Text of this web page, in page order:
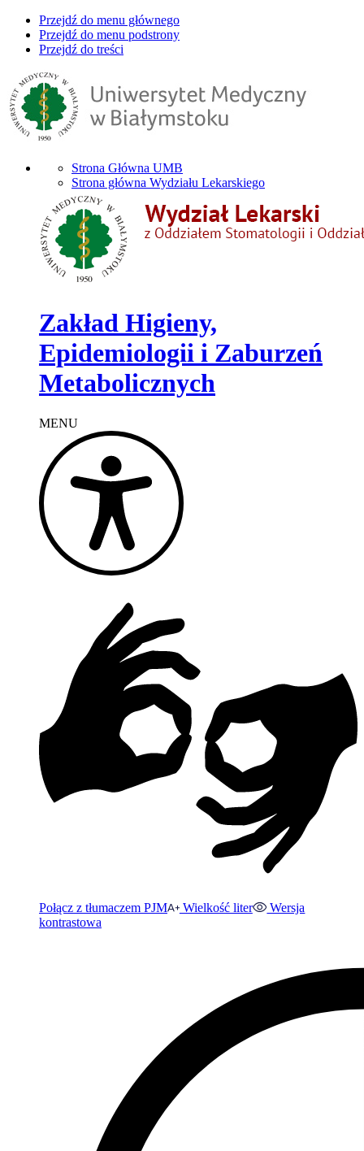
Przejdź do menu głównego
Przejdź do menu podstrony
Przejdź do treści
Strona Główna UMB
Strona główna Wydziału Lekarskiego
Zakład Higieny,
Epidemiologii i Zaburzeń
Metabolicznych
MENU
Połącz z tłumaczem PJM Wielkość liter
Wersja
kontrastowa